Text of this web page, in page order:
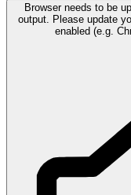
Browser needs to be
output. Please update
enabled (e.g.